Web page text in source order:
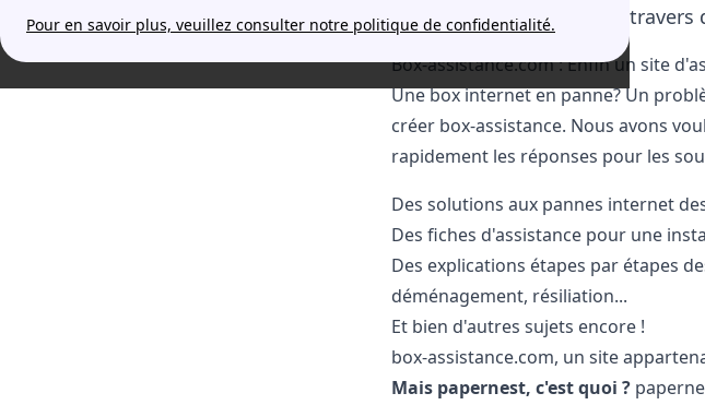
Pour en savoir plus, veuillez consulter notre politique de confidentialité.
rassemblent sur ce site à travers
Box-assistance.com : Enfin un site
Une box internet en panne? Un
créer box-assistance. Nous avons
rapidement les réponses pour les
Des solutions aux pannes internet
Des fiches d'assistance pour une
Des explications étapes par étapes
déménagement, résiliation...
Et bien d'autres sujets encore !
box-assistance.com, un site
Mais papernest, c'est quoi ?